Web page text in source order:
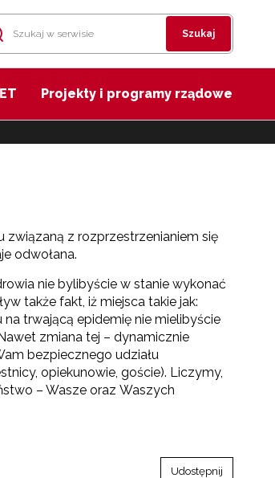
Szukaj
Projekty i programy rządowe
związaną z rozprzestrzenianiem się
odwołana.
nie bylibyście w stanie wykonać
także fakt, iż miejsca takie jak:
trwającą epidemię nie mielibyście
zmiana tej – dynamicznie
bezpiecznego udziału
opiekunowie, goście). Liczymy,
– Wasze oraz Waszych
Udostępnij